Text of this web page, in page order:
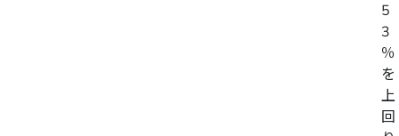
5
3
％
を
上
回